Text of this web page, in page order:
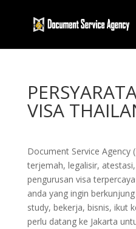
VISA
Document Service Agency
terjemah, legalisir,
pengurusan visa
anda yang ingin
study, bekerja, bisnis, ikut
perlu datang ke Jakarta